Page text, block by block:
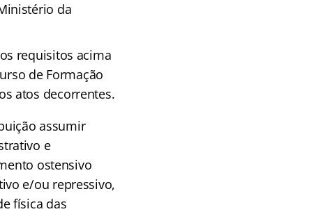
da
requisitos acima
de Formação
atos decorrentes.
assumir
e
ostensivo
e/ou repressivo,
física das